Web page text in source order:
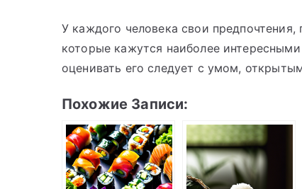
У каждого человека свои
которые кажутся наиболее
оценивать его следует с умом,
Похожие Записи: